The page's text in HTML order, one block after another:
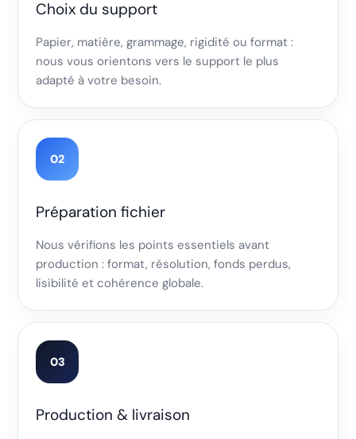
Choix du support
Papier, matière, grammage, rigidité ou format :
nous vous orientons vers le support le plus
adapté à votre besoin.
02
Préparation fichier
Nous vérifions les points essentiels avant
production : format, résolution, fonds perdus,
lisibilité et cohérence globale.
03
Production & livraison